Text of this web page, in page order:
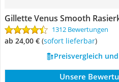
Gillette Venus Smooth
1312 Bewertungen
ab 24,00 € ( Sofort lieferbar)
Preisvergleich
Unsere